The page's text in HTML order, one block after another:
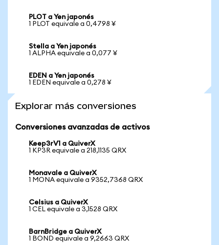
PLOT a Yen japonés
1 PLOT equivale a 0,4798 ¥
Stella a Yen japonés
1 ALPHA equivale a 0,077 ¥
EDEN a Yen japonés
1 EDEN equivale a 0,278 ¥
Explorar más conversiones
Conversiones avanzadas de activos
Keep3rV1 a QuiverX
1 KP3R equivale a 218,1135 QRX
Monavale a QuiverX
1 MONA equivale a 9352,7368 QRX
Celsius a QuiverX
1 CEL equivale a 3,1528 QRX
BarnBridge a QuiverX
1 BOND equivale a 9,2663 QRX